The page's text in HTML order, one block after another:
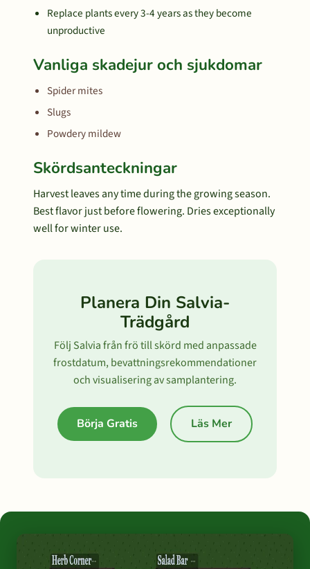
Replace plants every 3-4 years as they become
unproductive
Vanliga skadejur och sjukdomar
Spider mites
Slugs
Powdery mildew
Skördsanteckningar
Harvest leaves any time during the growing season.
Best flavor just before flowering. Dries exceptionally
well for winter use.
Planera Din Salvia-
Trädgård
Följ Salvia från frö till skörd med anpassade
frostdatum, bevattningsrekommendationer
och visualisering av samplantering.
Börja Gratis Läs Mer